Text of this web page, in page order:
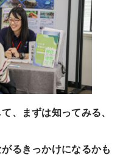
、まずは知ってみる、
るきっかけになるかも